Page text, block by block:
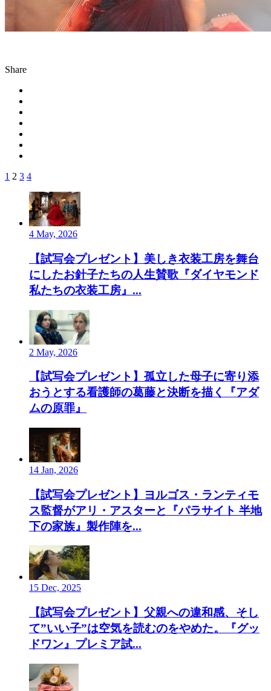
Share
1 2 3 4
4 May, 2026
【試写会プレゼント】美しき衣装工房を舞台
にしたお針子たちの人生賛歌『ダイヤモンド
私たちの衣装工房』...
2 May, 2026
【試写会プレゼント】孤立した母子に寄り添
おうとする看護師の葛藤と決断を描く『アダ
ムの原罪』
14 Jan, 2026
【試写会プレゼント】ヨルゴス・ランティモ
ス監督がアリ・アスターと『パラサイト 半地
下の家族』製作陣を...
15 Dec, 2025
【試写会プレゼント】父親への違和感、そし
て”いい子”は空気を読むのをやめた。『グッ
ドワン』プレミア試...